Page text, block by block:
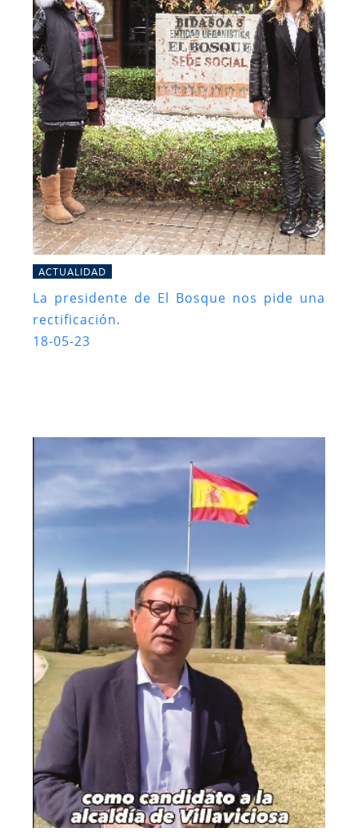
ACTUALIDAD
La presidente de El Bosque nos pide una
rectificación.
18-05-23